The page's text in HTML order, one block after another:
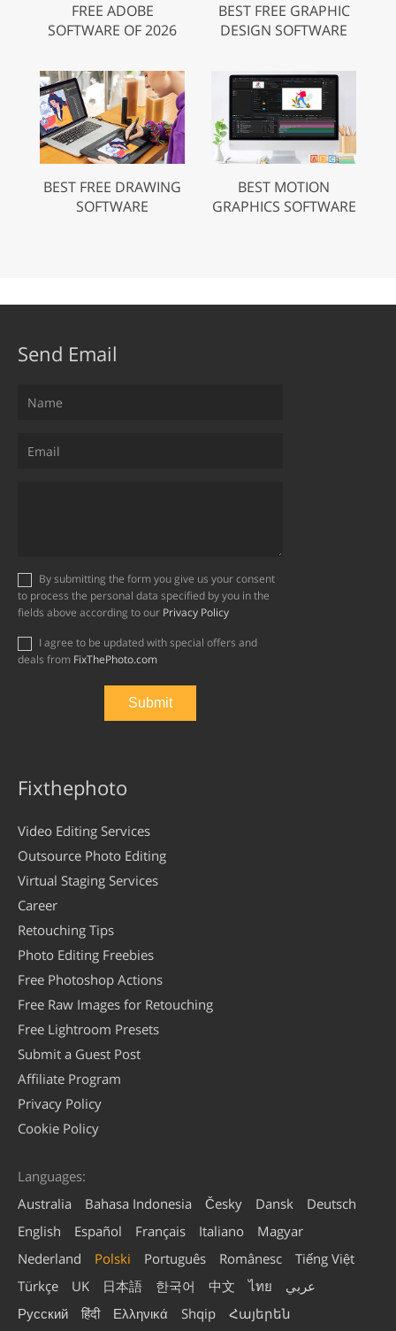
FREE ADOBE
SOFTWARE OF 2026
BEST FREE GRAPHIC
DESIGN SOFTWARE
BEST FREE DRAWING
SOFTWARE
BEST MOTION
GRAPHICS SOFTWARE
Send Email
to process the personal data specified by you in the
fields above according to our Privacy Policy
deals from FixThePhoto.com
Fixthephoto
Video Editing Services
Outsource Photo Editing
Virtual Staging Services
Career
Retouching Tips
Photo Editing Freebies
Free Photoshop Actions
Free Raw Images for Retouching
Free Lightroom Presets
Submit a Guest Post
Affiliate Program
Privacy Policy
Cookie Policy
Languages:
Australia
Bahasa Indonesia Česky Dansk
Deutsch
English
Español Français Italiano
Magyar
Nederland
Polski Português Românesc
Tiếng Việt
Türkçe
UK 日本語 한국어 中文 ไทย
عربي
Русский
हिंदी Ελληνικά Shqip Հայերեն